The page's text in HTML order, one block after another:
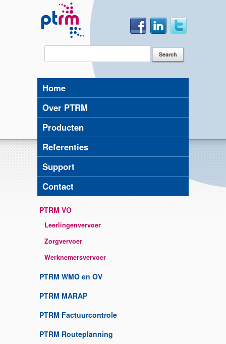
Home
Over PTRM
Producten
Referenties
Support
Contact
PTRM VO
Leerlingenvervoer
Zorgvervoer
Werknemersvervoer
PTRM WMO en OV
PTRM MARAP
PTRM Factuurcontrole
PTRM Routeplanning